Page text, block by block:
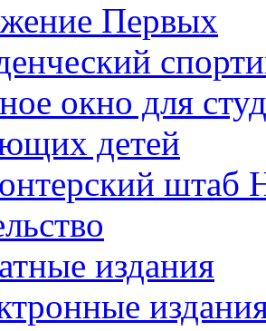
Первых
окно для
детей
штаб
издания